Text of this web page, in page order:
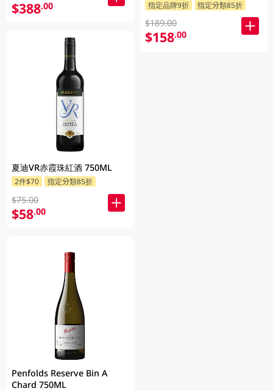
$388.00
夏迪VR赤霞珠紅酒 750ML
2件$70 指定分類85折
$75.00
$58.00
Penfolds Reserve Bin A
Chard 750ML
指定品牌9折 指定分類85折
$189.00
$158.00